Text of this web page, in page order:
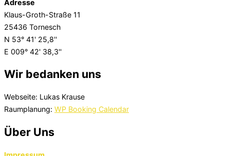
Adresse
Klaus-Groth-Straße 11
25436 Tornesch
N 53° 41' 25,8''
E 009° 42' 38,3''
Wir bedanken uns
Webseite: Lukas Krause
Raumplanung: WP Booking Calendar
Über Uns